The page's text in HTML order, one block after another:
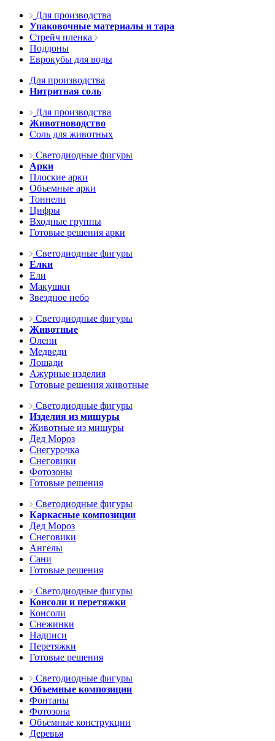
Для производства
Упаковочные материалы и тара
Стрейч пленка
Поддоны
Еврокубы для воды
Для производства
Нитритная соль
Для производства
Животноводство
Соль для животных
Светодиодные фигуры
Арки
Плоские арки
Объемные арки
Тоннели
Цифры
Входные группы
Готовые решения арки
Светодиодные фигуры
Елки
Ели
Макушки
Звездное небо
Светодиодные фигуры
Животные
Олени
Медведи
Лошади
Ажурные изделия
Готовые решения животные
Светодиодные фигуры
Изделия из мишуры
Животные из мишуры
Дед Мороз
Снегурочка
Снеговики
Фотозоны
Готовые решения
Светодиодные фигуры
Каркасные композиции
Дед Мороз
Снеговики
Ангелы
Сани
Готовые решения
Светодиодные фигуры
Консоли и перетяжки
Консоли
Снежинки
Надписи
Перетяжки
Готовые решения
Светодиодные фигуры
Объемные композиции
Фонтаны
Фотозона
Объемные конструкции
Деревья